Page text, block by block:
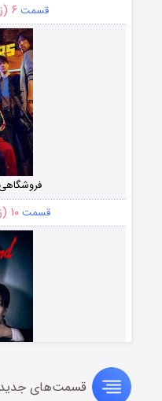
قسمت ۶ (زیرنویس)
فروشگاهی
قسمت۱۰ (زیرنویس)
قسمت‌های جدید